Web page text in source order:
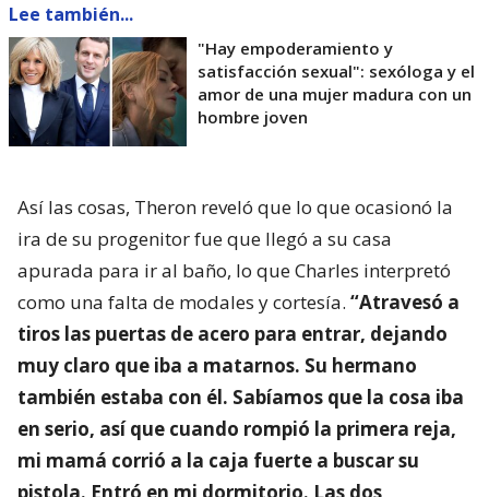
Lee también...
"Hay empoderamiento y
satisfacción sexual": sexóloga y el
amor de una mujer madura con un
hombre joven
Así las cosas, Theron reveló que lo que ocasionó la
ira de su progenitor fue que llegó a su casa
apurada para ir al baño, lo que Charles interpretó
como una falta de modales y cortesía. “Atravesó a
tiros las puertas de acero para entrar, dejando
muy claro que iba a matarnos. Su hermano
también estaba con él. Sabíamos que la cosa iba
en serio, así que cuando rompió la primera reja,
mi mamá corrió a la caja fuerte a buscar su
pistola. Entró en mi dormitorio. Las dos